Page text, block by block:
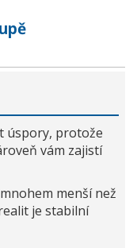
úspory, protože
vám zajistí
menší než
je stabilní